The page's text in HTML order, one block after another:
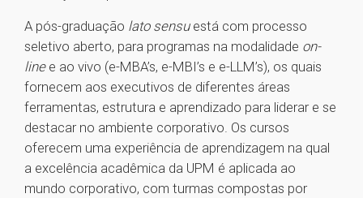
A pós-graduação lato sensuestá com processo
seletivo aberto, para programas na modalidade on-
linee ao vivo (e-MBA’s, e-MBI’s e e-LLM’s), os quais
fornecem aos executivos de diferentes áreas
ferramentas, estrutura e aprendizado para liderar e se
destacar no ambiente corporativo. Os cursos
oferecem uma experiência de aprendizagem na qual
a excelência acadêmica da UPM é aplicada ao
mundo corporativo, com turmas compostas por